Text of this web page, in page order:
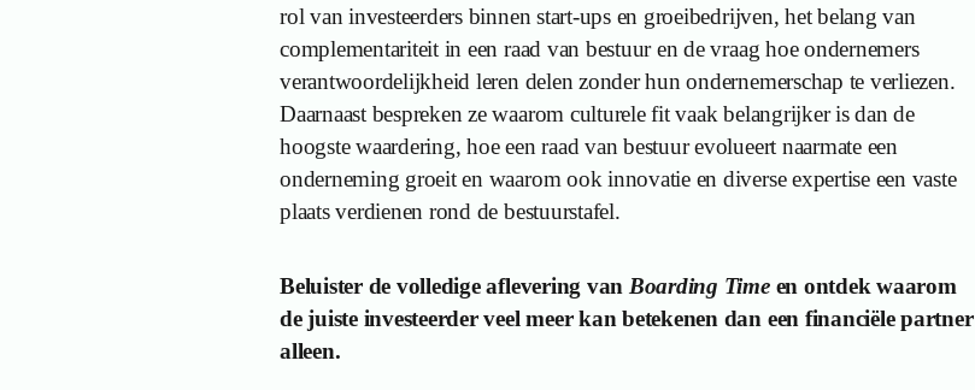
rol van investeerders binnen start-ups en groeibedrijven, het belang van
complementariteit in een raad van bestuur en de vraag hoe ondernemers
verantwoordelijkheid leren delen zonder hun ondernemerschap te verliezen.
Daarnaast bespreken ze waarom culturele fit vaak belangrijker is dan de
hoogste waardering, hoe een raad van bestuur evolueert naarmate een
onderneming groeit en waarom ook innovatie en diverse expertise een vaste
plaats verdienen rond de bestuurstafel.
Beluister de volledige aflevering van Boarding Timeen ontdek waarom
de juiste investeerder veel meer kan betekenen dan een financiële partner
alleen.